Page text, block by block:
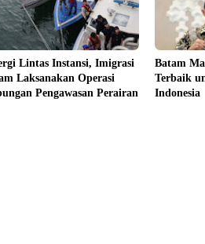
Lintas Instansi, Imigrasi
Laksanakan Operasi
Pengawasan Perairan
Batam
Terbaik
Indonesia